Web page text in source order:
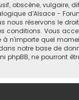
obscène,
d'Alsace -
réservons le
conditions. Vous
n’importe quel
notre base de
phpBB, ne